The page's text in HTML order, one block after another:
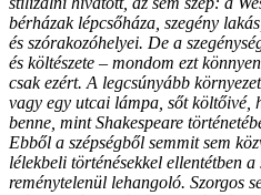
bérházak lépcsőháza, szegény
és szórakozóhelyei. De a
és költészete – mondom ezt
csak ezért. A legcsúnyább
vagy egy utcai lámpa, sőt költőivé,
benne, mint Shakespeare
Ebből a szépségből semmit sem
lélekbeli történésekkel ellentétben
reménytelenül lehangoló. Szorgos